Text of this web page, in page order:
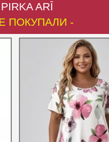
ARĪ
ПОКУПАЛИ -